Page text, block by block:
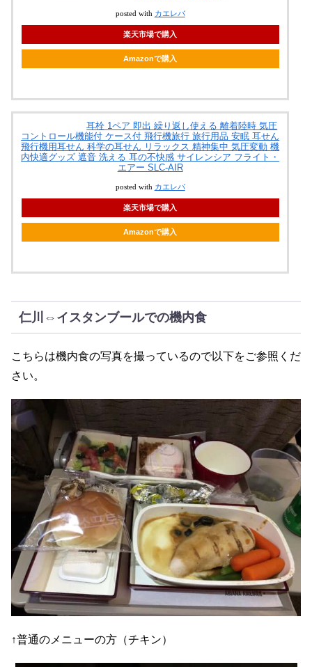
posted with カエレバ
楽天市場で購入
Amazonで購入
耳栓 1ペア 即出 繰り返し使える 離着陸時 気圧
コントロール機能付 ケース付 飛行機旅行 旅行用品 安眠 耳せん
飛行機用耳せん 科学の耳せん リラックス 精神集中 気圧変動 機
内快適グッズ 遮音 洗える 耳の不快感 サイレンシア フライト・
エアー SLC-AIR
posted with カエレバ
楽天市場で購入
Amazonで購入
仁川⇔イスタンブールでの機内食
こちらは機内食の写真を撮っているので以下をご参照くだ
さい。
↑普通のメニューの方（チキン）